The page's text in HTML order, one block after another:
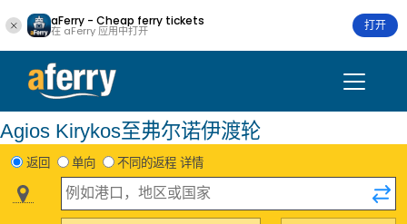
aFerry - Cheap ferry tickets
在 aFerry 应用中打开 打开
Agios Kirykos至弗尔诺伊渡轮
返回 单向 不同的返程 详情